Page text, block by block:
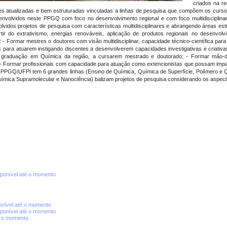
criados na
atualizadas e bem estruturadas vinculadas a linhas de pesquisa que compõem os
neste PPGQ com foco no desenvolvimento regional e com foco
projetos de pesquisa com características multidisciplinares e abrangendo áreas
do extrativismo, energias renováveis, aplicação de produtos regionais no
Formar mestres o doutores com visão multidisciplinar, capacidade técnico-científica
atuarem instigando discentes a desenvolverem capacidades investigativas e
em Química da região, a cursarem mestrado e doutorado; - Formar mão-
profissionais com capacidade para atuação como extencionistas que possam
UFPI tem 6 grandes linhas (Ensino de Química, Química de Superfície, Polímero
Supramolecular e Nanociência) balizam projetos de pesquisa considerando os
até o momento
até o momento
até o momento
momento